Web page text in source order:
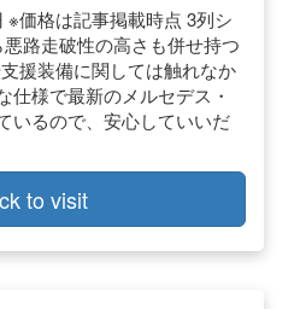
※価格は記事掲載時点 3列シ
路走破性の高さも併せ持つ
援装備に関しては触れなか
仕様で最新のメルセデス・
いるので、安心していいだ
to visit